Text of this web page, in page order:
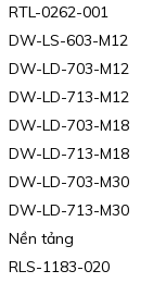
RTL-0262-001
DW-LS-603-M12
DW-LD-703-M12
DW-LD-713-M12
DW-LD-703-M18
DW-LD-713-M18
DW-LD-703-M30
DW-LD-713-M30
Nền tảng
RLS-1183-020